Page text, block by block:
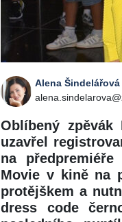
Alena Šindelářová
Oblíbený
uzavřel
na předpremiéře
Movie v kině na
protějškem a
dress code